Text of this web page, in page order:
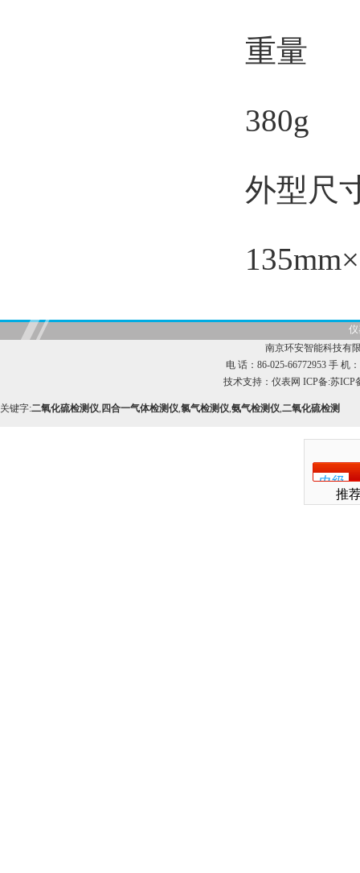
重量
380g
外型尺
南京环安智能科技有
电 话：86-025-66772953 手 机
技术支持： 仪表网 ICP备:苏ICP
关键字:二氧化硫检测仪, 四合一气体检测仪,氯气检测仪,氨气检测仪,二氧化硫检测
推